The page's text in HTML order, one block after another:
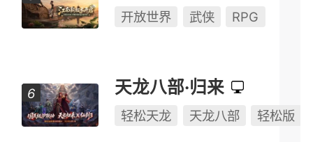
开放世界 武侠 RPG
天龙八部·归来
轻松天龙 天龙八部 轻松版